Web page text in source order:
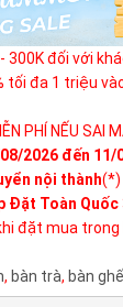
300K đối với
tối đa 1 triệu
PHÍ NẾU SAI
2026 đến 11/
nội thành(*)
Đặt Toàn Quốc
đặt mua
, bàn trà, bàn